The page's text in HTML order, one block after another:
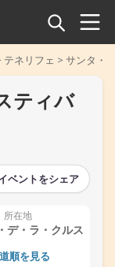
テネリフェ > サンタ・
ティバ
ベントをシェア
所在地
デ・ラ・クルス
道順を見る